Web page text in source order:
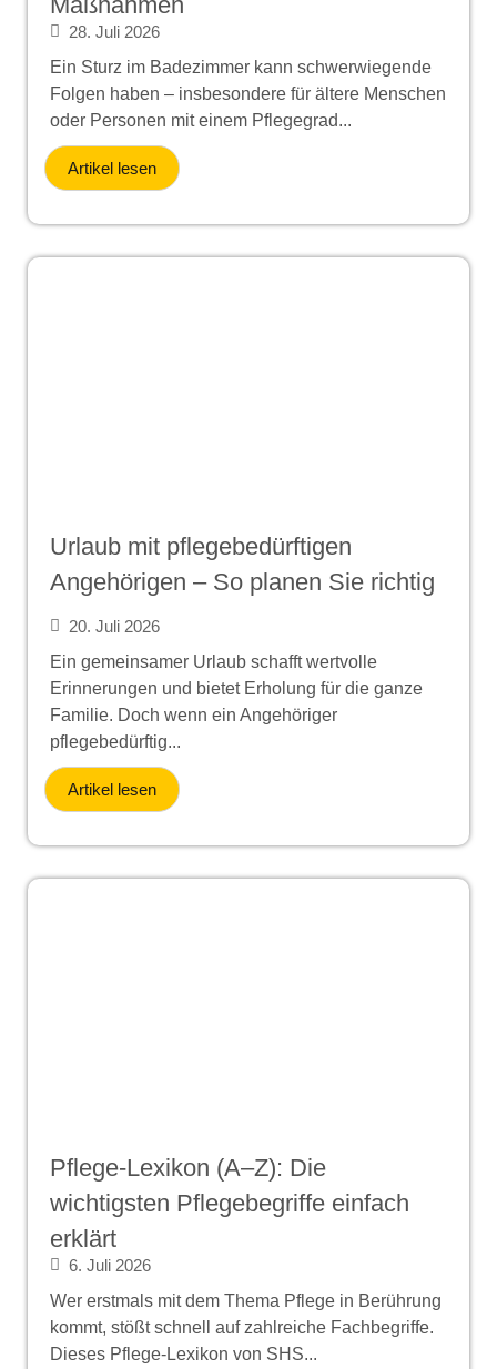
28. Juli 2026
Ein Sturz im Badezimmer kann schwerwiegende
Folgen haben – insbesondere für ältere Menschen
oder Personen mit einem Pflegegrad...
Artikel lesen
Urlaub mit pflegebedürftigen
Angehörigen – So planen Sie richtig
20. Juli 2026
Ein gemeinsamer Urlaub schafft wertvolle
Erinnerungen und bietet Erholung für die ganze
Familie. Doch wenn ein Angehöriger
pflegebedürftig...
Artikel lesen
Pflege-Lexikon (A–Z): Die
wichtigsten Pflegebegriffe einfach
erklärt
6. Juli 2026
Wer erstmals mit dem Thema Pflege in Berührung
kommt, stößt schnell auf zahlreiche Fachbegriffe.
Dieses Pflege-Lexikon von SHS...